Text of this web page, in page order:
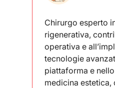
Chirurgo esperto
rigenerativa,
operativa e
tecnologie
piattaforma e
medicina